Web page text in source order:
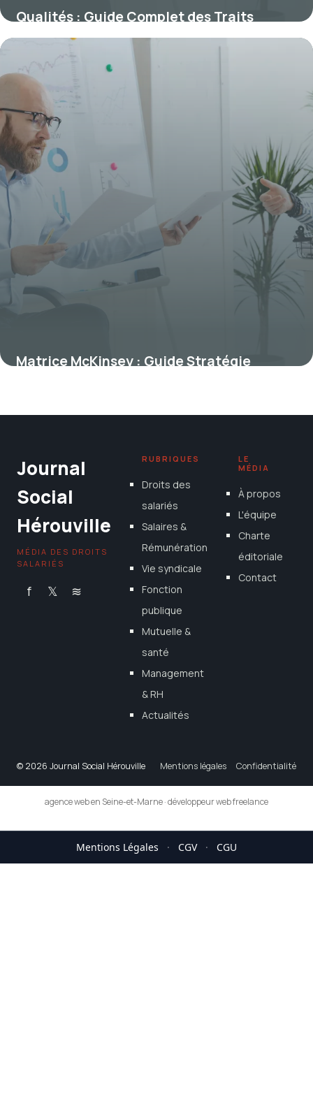
Qualités : Guide Complet des Traits
Essentiels 2026
4 juillet 2026
Matrice McKinsey : Guide Stratégie
Journal
Social
Hérouville
MÉDIA DES DROITS
SALARIÉS
f 𝕏 ≋
RUBRIQUES
Droits des
salariés
Salaires &
Rémunération
Vie syndicale
Fonction
publique
Mutuelle &
santé
Management
& RH
Actualités
LE
MÉDIA
À propos
L'équipe
Charte
éditoriale
Contact
© 2026 Journal Social Hérouville Mentions légales Confidentialité
agence web en Seine-et-Marne·développeur web freelance
Mentions Légales · CGV · CGU